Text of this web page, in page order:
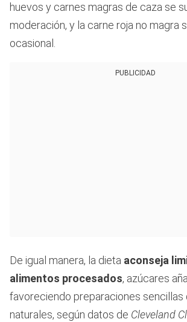
huevos y carnes magras de caza se
moderación, y la carne roja no magra
ocasional.
PUBLICIDAD
De igual manera, la dieta aconseja
alimentos procesados, azúcares
favoreciendo preparaciones sencillas
naturales, según datos de Cleveland